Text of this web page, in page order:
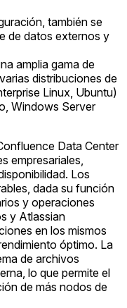
también se
de datos externos y
amplia gama de
distribuciones de
Linux, Ubuntu)
Windows Server
Data Center
empresariales,
Los
dada su función
y operaciones
y Atlassian
en los mismos
óptimo. La
de archivos
lo que permite el
de más nodos de